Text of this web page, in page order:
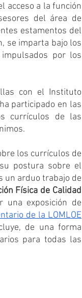
acceso a la función
del área de
estamentos del
se imparta bajo los
por los
con el Instituto
participado en las
currículos de las
los currículos de
postura sobre el
un arduo trabajo de
Física de Calidad
una exposición de
de la LOMLOE
de una forma
para todas las